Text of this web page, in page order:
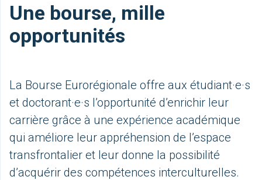
Une bourse, mille
opportunités
La Bourse Eurorégionale offre aux étudiant·e·s
et doctorant·e·s l’opportunité d’enrichir leur
carrière grâce à une expérience académique
qui améliore leur appréhension de l’espace
transfrontalier et leur donne la possibilité
d’acquérir des compétences interculturelles.